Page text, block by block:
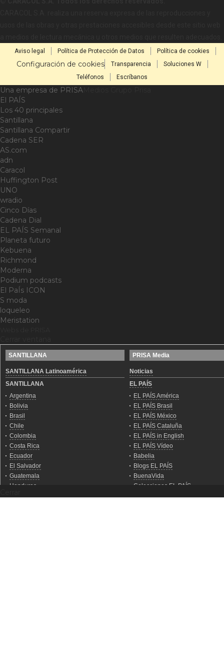
Aviso legal Política de Protección de Datos Política de cookies
Configuración de cookies Transparencia
Soluciones W
Teléfonos
Escríbanos
Una empresa de PRISA
El PAÍS
Los 40 principales
Santillana
Santillana Compartir
Cadena SER
AS.com
adn
Caracol
Huffington Post
UNO
wradio
Cinco Días
Cadena Dial
EL PAÍS Semanal
Planeta futuro
Kebuena
Richmond
Moderna
Podium podcasts
El PaÍs ICON
S moda
loqueleo
Meristation